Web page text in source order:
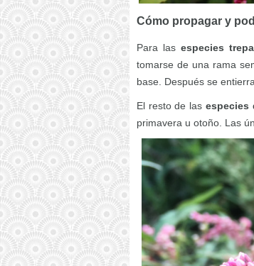
Cómo propagar y
Para lasespecies
tomarse de una rama
base. Después se
El resto de las especies
primavera u otoño. Las